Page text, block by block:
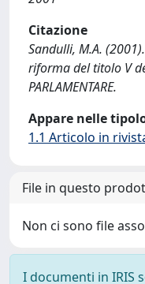
Citazione
Sandulli, M.A.
riforma del titolo V
PARLAMENTARE.
Appare nelle
1.1 Articolo in
File in questo
Non ci sono file
I documenti in IRIS